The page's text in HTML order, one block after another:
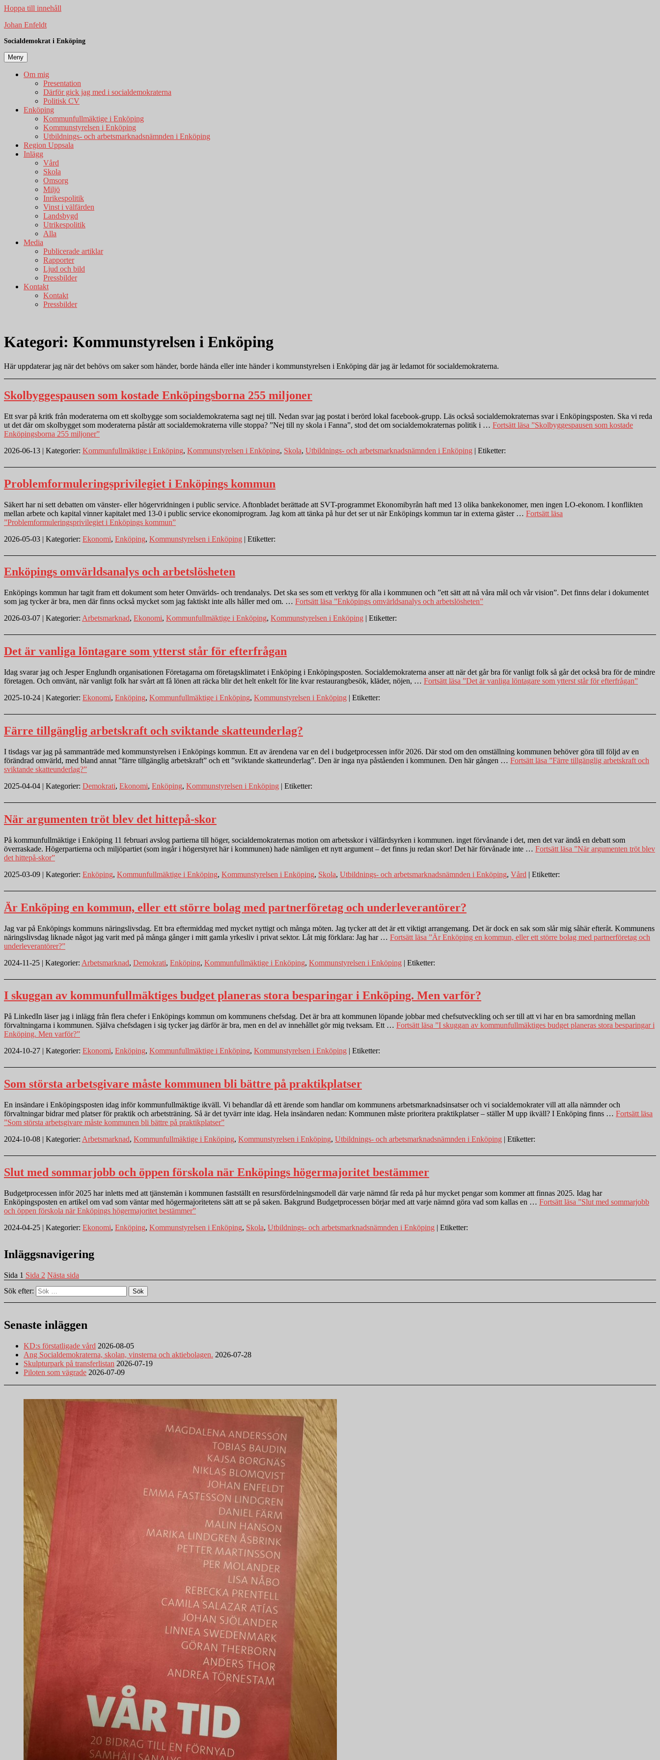
Hoppa till innehåll
Johan Enfeldt
Socialdemokrat i Enköping
Meny
Om mig
Presentation
Därför gick jag med i socialdemokraterna
Politisk CV
Enköping
Kommunfullmäktige i Enköping
Kommunstyrelsen i Enköping
Utbildnings- och arbetsmarknadsnämnden i Enköping
Region Uppsala
Inlägg
Vård
Skola
Omsorg
Miljö
Inrikespolitik
Vinst i välfärden
Landsbygd
Utrikespolitik
Alla
Media
Publicerade artiklar
Rapporter
Ljud och bild
Pressbilder
Kontakt
Kontakt
Pressbilder
Kategori: Kommunstyrelsen i Enköping
Här uppdaterar jag när det behövs om saker som händer, borde hända eller inte händer i kommunstyrelsen i Enköping där jag är ledamot för socialdemokraterna.
Skolbyggespausen som kostade Enköpingsborna 255 miljoner
Ett svar på kritk från moderaterna om ett skolbygge som socialdemokraterna sagt nej till. Nedan svar jag postat i berörd lokal facebook-grupp. Läs också socialdemokraternas svar i Enköpingsposten. Ska vi reda
ut det där om skolbygget som moderaterna påstår att socialdemokraterna ville stoppa? ”Nej till ny skola i Fanna”, stod det om socialdemokraternas politik i … Fortsätt läsa ”Skolbyggespausen som kostade
Enköpingsborna 255 miljoner”
2026-06-13 | Kategorier: Kommunfullmäktige i Enköping, Kommunstyrelsen i Enköping, Skola, Utbildnings- och arbetsmarknadsnämnden i Enköping | Etiketter:
Problemformuleringsprivilegiet i Enköpings kommun
Säkert har ni sett debatten om vänster- eller högervridningen i public service. Aftonbladet berättade att SVT-programmet Ekonomibyrån haft med 13 olika bankekonomer, men ingen LO-ekonom. I konflikten
mellan arbete och kapital vinner kapitalet med 13-0 i public service ekonomiprogram. Jag kom att tänka på hur det ser ut när Enköpings kommun tar in externa gäster … Fortsätt läsa
”Problemformuleringsprivilegiet i Enköpings kommun”
2026-05-03 | Kategorier: Ekonomi, Enköping, Kommunstyrelsen i Enköping | Etiketter:
Enköpings omvärldsanalys och arbetslösheten
Enköpings kommun har tagit fram ett dokument som heter Omvärlds- och trendanalys. Det ska ses som ett verktyg för alla i kommunen och ”ett sätt att nå våra mål och vår vision”. Det finns delar i dokumentet
som jag tycker är bra, men där finns också mycket som jag faktiskt inte alls håller med om. … Fortsätt läsa ”Enköpings omvärldsanalys och arbetslösheten”
2026-03-07 | Kategorier: Arbetsmarknad, Ekonomi, Kommunfullmäktige i Enköping, Kommunstyrelsen i Enköping | Etiketter:
Det är vanliga löntagare som ytterst står för efterfrågan
Idag svarar jag och Jesper Englundh organisationen Företagarna om företagsklimatet i Enköping i Enköpingsposten. Socialdemokraterna anser att när det går bra för vanligt folk så går det också bra för de mindre
företagen. Och omvänt, när vanligt folk har svårt att få lönen att räcka blir det helt enkelt för lite kvar restaurangbesök, kläder, nöjen, … Fortsätt läsa ”Det är vanliga löntagare som ytterst står för efterfrågan”
2025-10-24 | Kategorier: Ekonomi, Enköping, Kommunfullmäktige i Enköping, Kommunstyrelsen i Enköping | Etiketter:
Färre tillgänglig arbetskraft och sviktande skatteunderlag?
I tisdags var jag på sammanträde med kommunstyrelsen i Enköpings kommun. Ett av ärendena var en del i budgetprocessen inför 2026. Där stod om den omställning kommunen behöver göra till följd av en
förändrad omvärld, med bland annat ”färre tillgänglig arbetskraft” och ett ”sviktande skatteunderlag”. Den är inga nya påståenden i kommunen. Den här gången … Fortsätt läsa ”Färre tillgänglig arbetskraft och
sviktande skatteunderlag?”
2025-04-04 | Kategorier: Demokrati, Ekonomi, Enköping, Kommunstyrelsen i Enköping | Etiketter:
När argumenten tröt blev det hittepå-skor
På kommunfullmäktige i Enköping 11 februari avslog partierna till höger, socialdemokraternas motion om arbetsskor i välfärdsyrken i kommunen. inget förvånande i det, men det var ändå en debatt som
överraskade. Högerpartierna och miljöpartiet (som ingår i högerstyret här i kommunen) hade nämligen ett nytt argument – det finns ju redan skor! Det här förvånade inte … Fortsätt läsa ”När argumenten tröt blev
det hittepå-skor”
2025-03-09 | Kategorier: Enköping, Kommunfullmäktige i Enköping, Kommunstyrelsen i Enköping, Skola, Utbildnings- och arbetsmarknadsnämnden i Enköping, Vård | Etiketter:
Är Enköping en kommun, eller ett större bolag med partnerföretag och underleverantörer?
Jag var på Enköpings kommuns näringslivsdag. Ett bra eftermiddag med mycket nyttigt och många möten. Jag tycker att det är ett viktigt arrangemang. Det är dock en sak som slår mig såhär efteråt. Kommunens
näringslivsdag liknade något jag varit med på många gånger i mitt gamla yrkesliv i privat sektor. Låt mig förklara: Jag har … Fortsätt läsa ”Är Enköping en kommun, eller ett större bolag med partnerföretag och
underleverantörer?”
2024-11-25 | Kategorier: Arbetsmarknad, Demokrati, Enköping, Kommunfullmäktige i Enköping, Kommunstyrelsen i Enköping | Etiketter:
I skuggan av kommunfullmäktiges budget planeras stora besparingar i Enköping. Men varför?
På LinkedIn läser jag i inlägg från flera chefer i Enköpings kommun om kommunens chefsdag. Det är bra att kommunen löpande jobbar med chefsutveckling och ser till att vi har en bra samordning mellan
förvaltningarna i kommunen. Själva chefsdagen i sig tycker jag därför är bra, men en del av innehållet gör mig tveksam. Ett … Fortsätt läsa ”I skuggan av kommunfullmäktiges budget planeras stora besparingar i
Enköping. Men varför?”
2024-10-27 | Kategorier: Ekonomi, Enköping, Kommunfullmäktige i Enköping, Kommunstyrelsen i Enköping | Etiketter:
Som största arbetsgivare måste kommunen bli bättre på praktikplatser
En insändare i Enköpingsposten idag inför kommunfullmäktige ikväll. Vi behandlar då ett ärende som handlar om kommunens arbetsmarknadsinsatser och vi socialdemokrater vill att alla nämnder och
förvaltningar bidrar med platser för praktik och arbetsträning. Så är det tyvärr inte idag. Hela insändaren nedan: Kommunen måste prioritera praktikplatser – ställer M upp ikväll? I Enköping finns … Fortsätt läsa
”Som största arbetsgivare måste kommunen bli bättre på praktikplatser”
2024-10-08 | Kategorier: Arbetsmarknad, Kommunfullmäktige i Enköping, Kommunstyrelsen i Enköping, Utbildnings- och arbetsmarknadsnämnden i Enköping | Etiketter:
Slut med sommarjobb och öppen förskola när Enköpings högermajoritet bestämmer
Budgetprocessen inför 2025 har inletts med att tjänstemän i kommunen fastställt en resursfördelningsmodell där varje nämnd får reda på hur mycket pengar som kommer att finnas 2025. Idag har
Enköpingsposten en artikel om vad som väntar med högermajoritetens sätt att se på saken. Bakgrund Budgetprocessen börjar med att varje nämnd göra vad som kallas en … Fortsätt läsa ”Slut med sommarjobb
och öppen förskola när Enköpings högermajoritet bestämmer”
2024-04-25 | Kategorier: Ekonomi, Enköping, Kommunstyrelsen i Enköping, Skola, Utbildnings- och arbetsmarknadsnämnden i Enköping | Etiketter:
Inläggsnavigering
Sida 1 Sida 2 Nästa sida
Sök efter:
Sök
Senaste inläggen
KD:s förstatligade vård 2026-08-05
Ang Socialdemokraterna, skolan, vinsterna och aktiebolagen. 2026-07-28
Skulpturpark på transferlistan 2026-07-19
Piloten som vägrade 2026-07-09